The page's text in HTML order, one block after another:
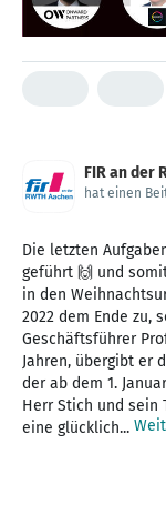
FIR an der
hat einen
Die letzten
geführt 🙌 und
in den
2022 dem Ende zu,
Geschäftsführer
Jahren, übergibt er
der ab dem 1.
Herr Stich und sein
eine glücklich...